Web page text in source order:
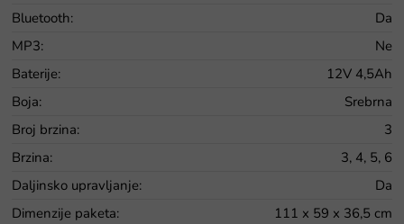
Bluetooth:
Da
MP3:
Ne
Baterije:
12V 4,5Ah
Boja:
Srebrna
Broj brzina:
3
Brzina:
3, 4, 5, 6
Daljinsko upravljanje:
Da
Dimenzije paketa:
111 x 59 x 36,5 cm